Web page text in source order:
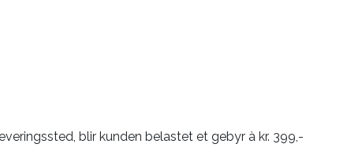
blir kunden belastet et gebyr à kr. 399,-